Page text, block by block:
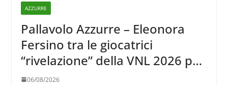
AZZURRE
Pallavolo Azzurre – Eleonora
Fersino tra le giocatrici
“rivelazione” della VNL 2026 per
Volleyball World
06/08/2026